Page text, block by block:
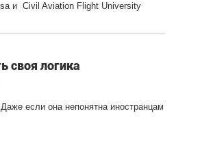
и Civil Aviation Flight University
своя логика
Даже если она непонятна иностранцам